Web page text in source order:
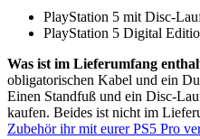
PlayStation 5 mit Disc-
PlayStation 5 Digital
Was ist im Lieferumfang
obligatorischen Kabel und ein
Einen Standfuß und ein Disc-
kaufen. Beides ist nicht im
Zubehör ihr mit eurer PS5 Pro